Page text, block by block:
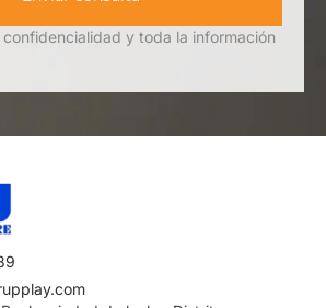
Enviar consulta
y toda la información